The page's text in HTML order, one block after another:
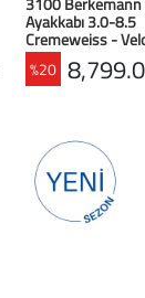
Ayakkabı 3.0-8.5
Cremeweiss -
%20